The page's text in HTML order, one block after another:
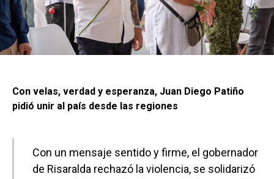
Con velas, verdad y esperanza, Juan Diego Patiño
pidió unir al país desde las regiones
Con un mensaje sentido y firme, el gobernador
de Risaralda rechazó la violencia, se solidarizó